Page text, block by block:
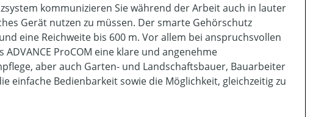
kommunizieren Sie während der Arbeit auch in lauter
Gerät nutzen zu müssen. Der smarte Gehörschutz
eine Reichweite bis 600 m. Vor allem bei anspruchsvollen
ProCOM eine klare und angenehme
aber auch Garten- und Landschaftsbauer, Bauarbeiter
einfache Bedienbarkeit sowie die Möglichkeit, gleichzeitig zu